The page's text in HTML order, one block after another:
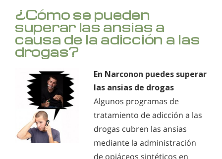
¿Cómo se pueden
superar las ansias a
causa de la adicción a las
drogas?
En Narconon puedes superar
las ansias de drogas
Algunos programas de
tratamiento de adicción a las
drogas cubren las ansias
mediante la administración
de opiáceos sintéticos en